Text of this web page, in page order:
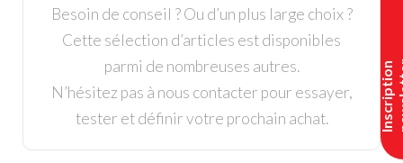
I
n
s
c
r
i
p
t
i
o
n
n
e
w
s
l
e
t
t
e
Connectée
Blanc
Besoin de conseil ? Ou d’un plus large choix ?
Cette sélection d’articles est disponibles
parmi de nombreuses autres.
N’hésitez pas à nous contacter pour essayer,
tester et définir votre prochain achat.